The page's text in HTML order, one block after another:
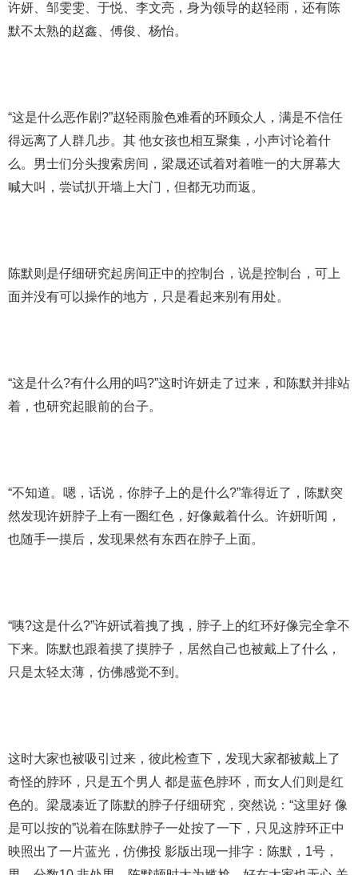
许妍、邹雯雯、于悦、李文亮，身为领导的赵轻雨，还有陈
默不太熟的赵鑫、傅俊、杨怡。
“这是什么恶作剧?”赵轻雨脸色难看的环顾众人，满是不信任
得远离了人群几步。其 他女孩也相互聚集，小声讨论着什
么。男士们分头搜索房间，梁晟还试着对着唯一的大屏幕大
喊大叫，尝试扒开墙上大门，但都无功而返。
陈默则是仔细研究起房间正中的控制台，说是控制台，可上
面并没有可以操作的地方，只是看起来别有用处。
“这是什么?有什么用的吗?”这时许妍走了过来，和陈默并排站
着，也研究起眼前的台子。
“不知道。嗯，话说，你脖子上的是什么?”靠得近了，陈默突
然发现许妍脖子上有一圈红色，好像戴着什么。许妍听闻，
也随手一摸后，发现果然有东西在脖子上面。
“咦?这是什么?”许妍试着拽了拽，脖子上的红环好像完全拿不
下来。陈默也跟着摸了摸脖子，居然自己也被戴上了什么，
只是太轻太薄，仿佛感觉不到。
这时大家也被吸引过来，彼此检查下，发现大家都被戴上了
奇怪的脖环，只是五个男人 都是蓝色脖环，而女人们则是红
色的。梁晟凑近了陈默的脖子仔细研究，突然说：“这里好 像
是可以按的”说着在陈默脖子一处按了一下，只见这脖环正中
映照出了一片蓝光，仿佛投 影版出现一排字：陈默，1号，